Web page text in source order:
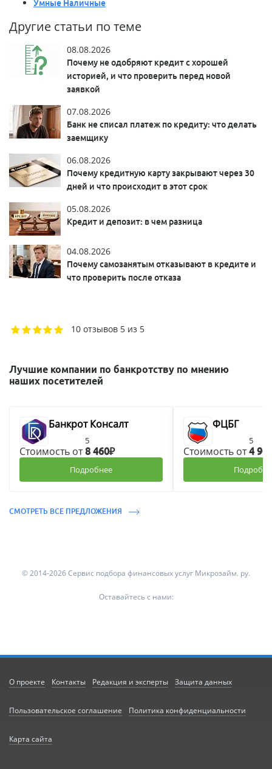
Умные Наличные
Другие статьи по теме
08.08.2026
Почему не одобряют кредит с хорошей
историей, и что проверить перед новой
заявкой
07.08.2026
Банк не списал платеж по кредиту: что делать
заемщику
06.08.2026
Почему кредитную карту закрывают через 30
дней и что происходит в этот срок
05.08.2026
Кредит и депозит: в чем разница
04.08.2026
Почему самозанятым отказывают в кредите и
что проверить после отказа
10 отзывов 5 из 5
Лучшие компании по банкротству по мнению
наших посетителей
Банкрот Консалт
5
Стоимость от8 460₽
Подробнее
ФЦБГ
5
Стоимость от4
СМОТРЕТЬ ВСЕ ПРЕДЛОЖЕНИЯ
© 2014-2026 Сервис подбора финансовых услуг Микрозайм. ру.
Оставайтесь с нами:
О проекте Контакты Редакция и эксперты Защита данных
Пользовательское соглашение Политика конфиденциальности
Карта сайта